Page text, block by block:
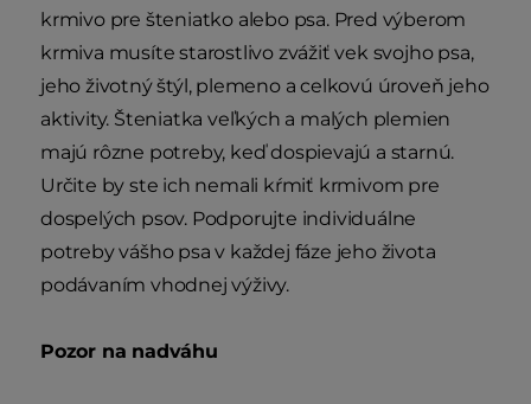
krmivo pre šteniatko alebo psa. Pred výberom
krmiva musíte starostlivo zvážiť vek svojho psa,
jeho životný štýl, plemeno a celkovú úroveň jeho
aktivity. Šteniatka veľkých a malých plemien
majú rôzne potreby, keď dospievajú a starnú.
Určite by ste ich nemali kŕmiť krmivom pre
dospelých psov. Podporujte individuálne
potreby vášho psa v každej fáze jeho života
podávaním vhodnej výživy.
Pozor na nadváhu